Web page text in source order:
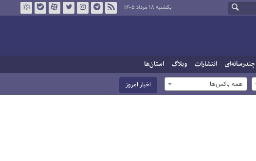
یکشنبه ۱۸ مرداد ۱۴۰۵
چندرسانه‌ای انتشارات وبلاگ استان‌ها
همه باکس‌ها اخبار امروز